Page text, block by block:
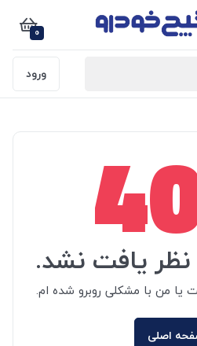
0
ورود
یافت نشد.
من با مشکلی روبرو شده ام.
اصلی